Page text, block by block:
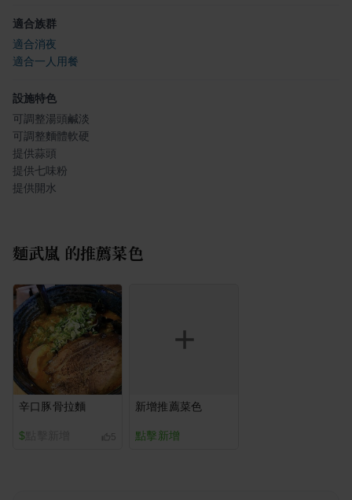
適合族群
適合消夜
適合一人用餐
設施特色
可調整湯頭鹹淡
可調整麵體軟硬
提供蒜頭
提供七味粉
提供開水
麵武嵐 的推薦菜色
辛口豚骨拉麵
$ 5
新增推薦菜色
點擊新增